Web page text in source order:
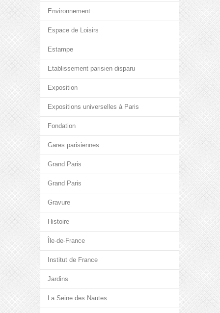
Environnement
Espace de Loisirs
Estampe
Etablissement parisien disparu
Exposition
Expositions universelles à Paris
Fondation
Gares parisiennes
Grand Paris
Grand Paris
Gravure
Histoire
Île-de-France
Institut de France
Jardins
La Seine des Nautes